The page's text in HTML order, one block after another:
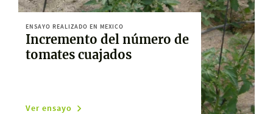
ENSAYO REALIZADO EN MEXICO
Incremento del número de
tomates cuajados
Ver ensayo